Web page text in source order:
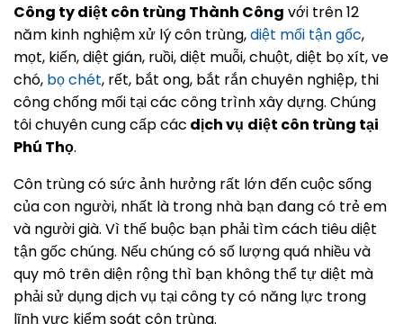
Công ty diệt côn trùng Thành Công với trên 12
năm kinh nghiệm xử lý côn trùng,diệt mối tận gốc,
mọt, kiến, diệt gián, ruồi, diệt muỗi, chuột, diệt bọ xít, ve
chó, bọ chét, rết, bắt ong, bắt rắn chuyên nghiệp, thi
công chống mối tại các công trình xây dựng. Chúng
tôi chuyên cung cấp các dịch vụ diệt côn trùng tại
Phú Thọ.
Côn trùng có sức ảnh hưởng rất lớn đến cuộc sống
của con người, nhất là trong nhà bạn đang có trẻ em
và người già. Vì thế buộc bạn phải tìm cách tiêu diệt
tận gốc chúng. Nếu chúng có số lượng quá nhiều và
quy mô trên diện rộng thì bạn không thể tự diệt mà
phải sử dụng dịch vụ tại công ty có năng lực trong
lĩnh vực kiểm soát côn trùng.